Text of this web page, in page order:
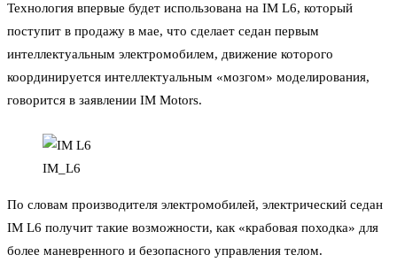
Технология впервые будет использована на IM L6, который
поступит в продажу в мае, что сделает седан первым
интеллектуальным электромобилем, движение которого
координируется интеллектуальным «мозгом» моделирования,
говорится в заявлении IM Motors.
IM_L6
По словам производителя электромобилей, электрический седан
IM L6 получит такие возможности, как «крабовая походка» для
более маневренного и безопасного управления телом.